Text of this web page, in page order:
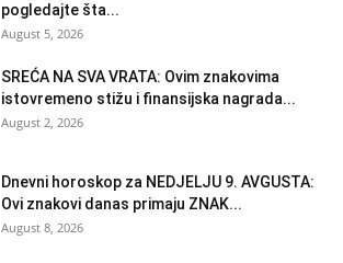
pogledajte šta...
August 5, 2026
SREĆA NA SVA VRATA: Ovim znakovima
istovremeno stižu i finansijska nagrada...
August 2, 2026
Dnevni horoskop za NEDJELJU 9. AVGUSTA:
Ovi znakovi danas primaju ZNAK...
August 8, 2026